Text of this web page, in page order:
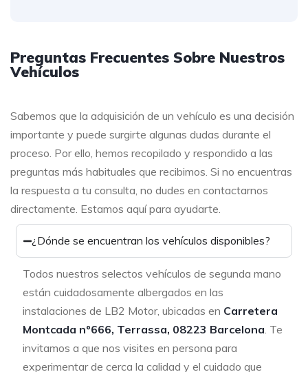
Preguntas Frecuentes Sobre Nuestros
Vehículos
Sabemos que la adquisición de un vehículo es una decisión
importante y puede surgirte algunas dudas durante el
proceso. Por ello, hemos recopilado y respondido a las
preguntas más habituales que recibimos. Si no encuentras
la respuesta a tu consulta, no dudes en contactarnos
directamente. Estamos aquí para ayudarte.
¿Dónde se encuentran los vehículos disponibles?
Todos nuestros selectos vehículos de segunda mano
están cuidadosamente albergados en las
instalaciones de LB2 Motor, ubicadas en Carretera
Montcada nº666, Terrassa, 08223 Barcelona. Te
invitamos a que nos visites en persona para
experimentar de cerca la calidad y el cuidado que